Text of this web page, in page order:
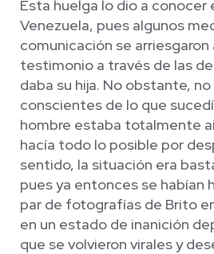
Esta huelga lo dio a conocer
Venezuela, pues algunos
comunicación se arriesgaron
testimonio a través de las
daba su hija. No obstante,
conscientes de lo que
hombre estaba totalmente
hacía todo lo posible por
sentido, la situación era
pues ya entonces se habían
par de fotografías de Brito
en un estado de inanición
que se volvieron virales y